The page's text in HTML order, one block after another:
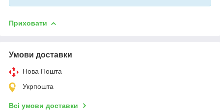
Приховати
Умови доставки
Нова Пошта
Укрпошта
Всі умови доставки